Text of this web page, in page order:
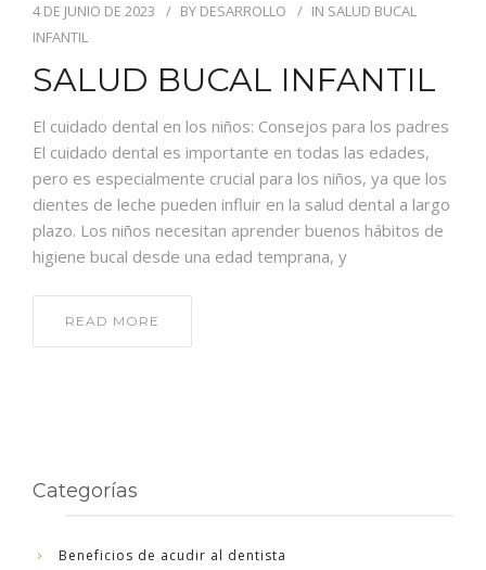
4 DE JUNIO DE 2023 BY DESARROLLO IN SALUD BUCAL
INFANTIL
SALUD BUCAL INFANTIL
El cuidado dental en los niños: Consejos para los padres
El cuidado dental es importante en todas las edades,
pero es especialmente crucial para los niños, ya que los
dientes de leche pueden influir en la salud dental a largo
plazo. Los niños necesitan aprender buenos hábitos de
higiene bucal desde una edad temprana, y
READ MORE
Categorías
Beneficios de acudir al dentista